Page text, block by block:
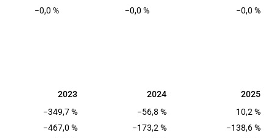
−0,0 % −0,0 % −0,0 %
2023 2024 2025
2023 2024
2025
−349,7 % −56,8 %
10,2 %
−467,0 % −173,2 %
−138,6 %